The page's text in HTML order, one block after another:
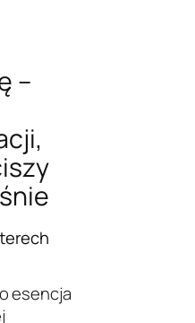
–
esencja